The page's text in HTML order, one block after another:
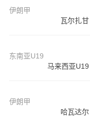
伊朗甲
瓦尔扎甘
东南亚U19
马来西亚U19
伊朗甲
哈瓦达尔